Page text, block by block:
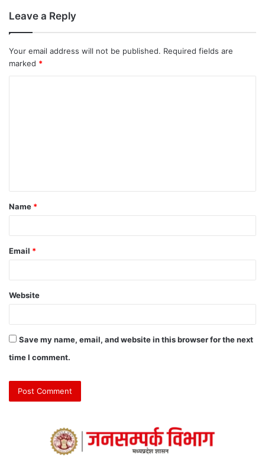
Leave a Reply
Your email address will not be published. Required fields are
marked *
Name *
Email *
Website
Save my name, email, and website in this browser for the next
time I comment.